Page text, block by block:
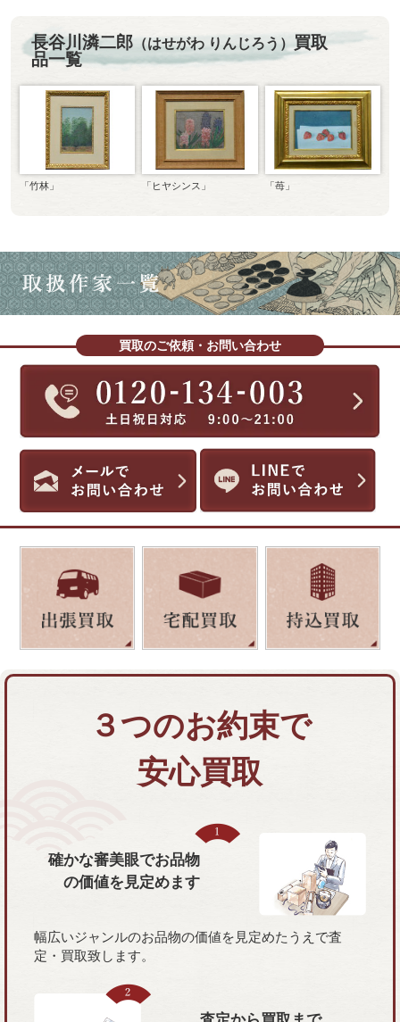
長谷川潾二郎（はせがわ りんじろう）
買取
品一覧
「竹林」 「ヒヤシンス」 「苺」
買取のご依頼・お問い合わせ
３つのお約束で
安心買取
確かな審美眼でお品物
の価値を 見定めます
幅広いジャンルのお品物の価値を見定めたうえで査
定・買取致します。